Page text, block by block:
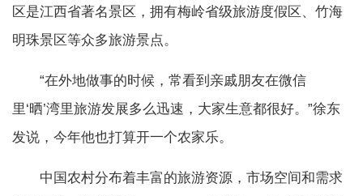
区是江西省著名景区，拥有梅岭省级旅游度假区、竹海
明珠景区等众多旅游景点。
“在外地做事的时候，常看到亲戚朋友在微信
里‘晒’湾里旅游发展多么迅速，大家生意都很好。”徐东
发说，今年他也打算开一个农家乐。
中国农村分布着丰富的旅游资源，市场空间和需求